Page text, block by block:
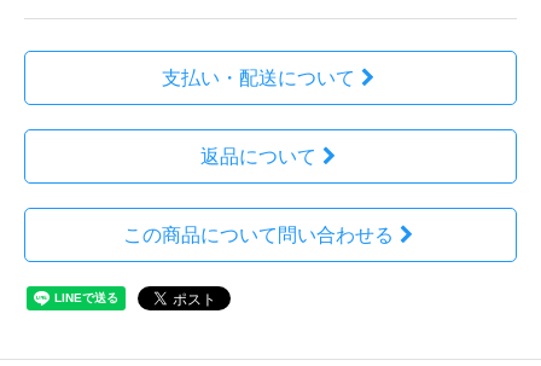
支払い・配送について
返品について
この商品について問い合わせる